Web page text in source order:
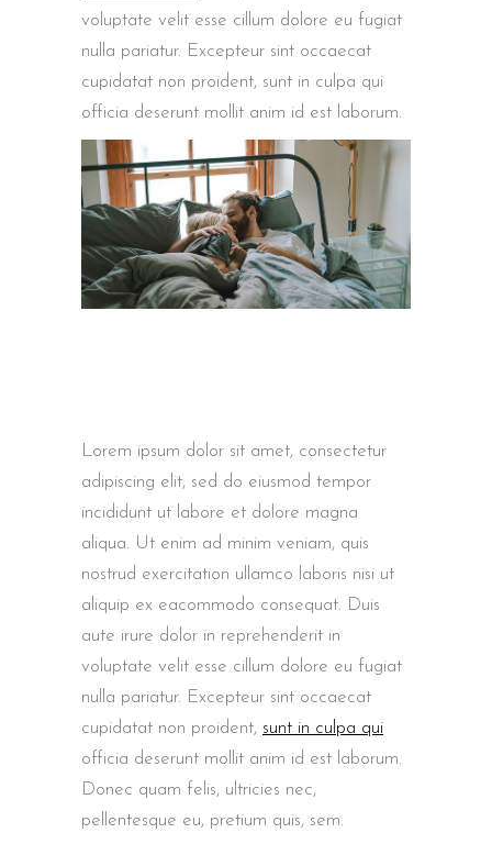
voluptate velit esse cillum dolore eu fugiat
nulla pariatur. Excepteur sint occaecat
cupidatat non proident, sunt in culpa qui
officia deserunt mollit anim id est laborum.
Lorem ipsum dolor sit amet, consectetur
adipiscing elit, sed do eiusmod tempor
incididunt ut labore et dolore magna
aliqua. Ut enim ad minim veniam, quis
nostrud exercitation ullamco laboris nisi ut
aliquip ex eacommodo consequat. Duis
aute irure dolor in reprehenderit in
voluptate velit esse cillum dolore eu fugiat
nulla pariatur. Excepteur sint occaecat
cupidatat non proident, sunt in culpa qui
officia deserunt mollit anim id est laborum.
Donec quam felis, ultricies nec,
pellentesque eu, pretium quis, sem.